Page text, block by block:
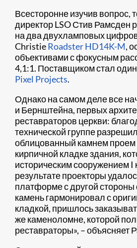
Всесторонне изучив вопрос,
директор LSO Стив Рамсден
на два двухламповых
ChristieRoadster HD14K-M,
объективами с фокусным
4,1:1. Поставщиком стал
Pixel Projects.
Однако на самом деле все
и Бернштейна, первых
реставраторов церкви:
технической группе
облицованный камнем проем
кирпичной кладке здания,
историческим сооружением I
результате проекторы
платформе с другой стороны
камень гармонировал с
кладкой, пришлось
же каменоломне, которой
реставраторы», – объясняет